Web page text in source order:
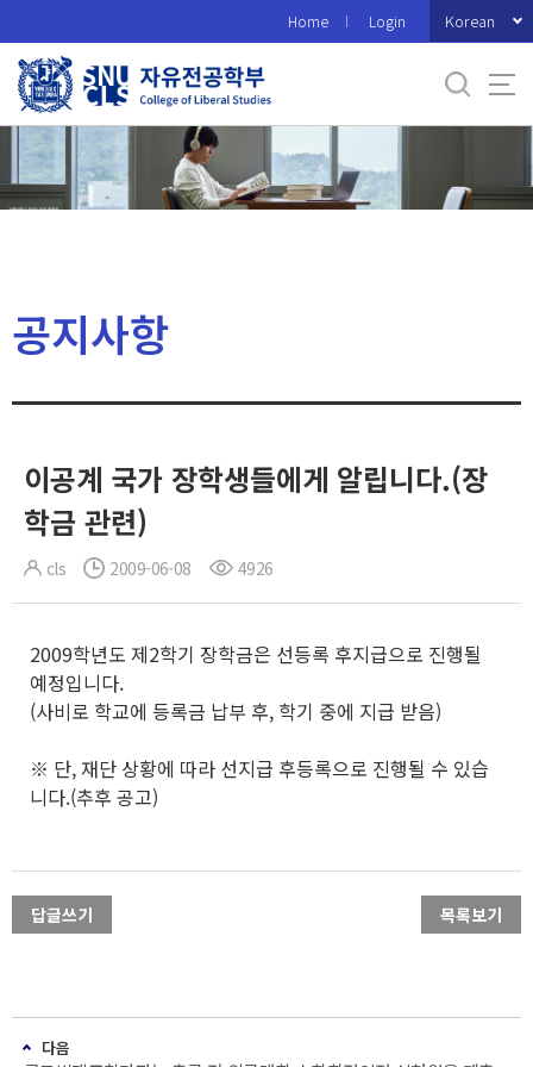
로
메
Home Login Korean
공지사항
이공계 국가 장학생들에게 알립니다.(장
학금 관련)
cls 2009-06-08 4926
2009학년도 제2학기 장학금은 선등록 후지급으로 진행될
예정입니다.
(사비로 학교에 등록금 납부 후, 학기 중에 지급 받음)
※ 단, 재단 상황에 따라 선지급 후등록으로 진행될 수 있습
니다.(추후 공고)
답글쓰기 목록보기
다음